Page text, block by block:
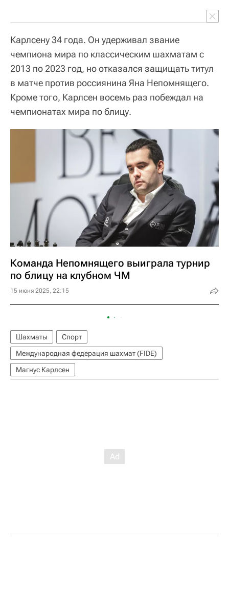
Карлсену 34 года. Он удерживал звание
чемпиона мира по классическим шахматам с
2013 по 2023 год, но отказался защищать титул
в матче против россиянина Яна Непомнящего.
Кроме того, Карлсен восемь раз побеждал на
чемпионатах мира по блицу.
Команда Непомнящего выиграла турнир
по блицу на клубном ЧМ
15 июня 2025, 22:15
Шахматы
Спорт
Международная федерация шахмат (FIDE)
Магнус Карлсен